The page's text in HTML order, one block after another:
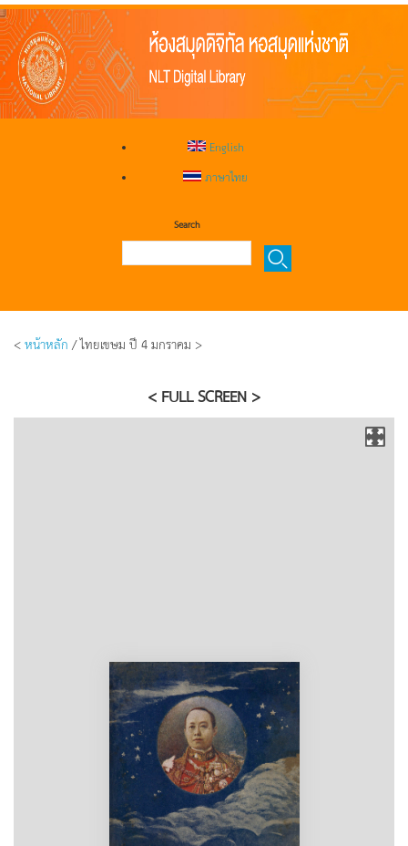
English
ภาษาไทย
Search
<หน้าหลัก / ไทยเขษม ปี 4 มกราคม >
< FULL SCREEN >